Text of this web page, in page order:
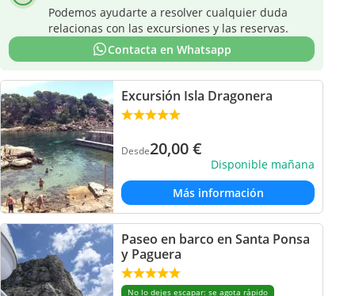
Podemos ayudarte a resolver cualquier duda
relacionas con las excursiones y las reservas.
Contacta en Whatsapp
Excursión Isla Dragonera
Desde20,00€
Disponible mañana
Más información
Paseo en barco en Santa Ponsa
y Paguera
No lo dejes escapar: se agota rápido